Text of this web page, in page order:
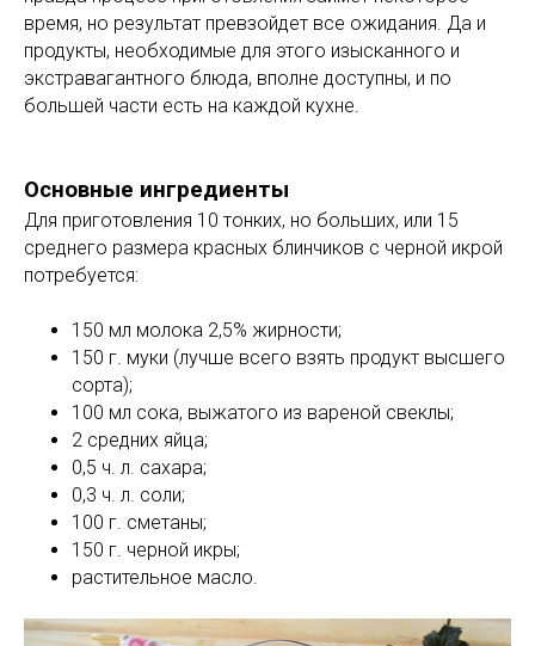
время, но результат превзойдет все ожидания. Да и
продукты, необходимые для этого изысканного и
экстравагантного блюда, вполне доступны, и по
большей части есть на каждой кухне.
Основные ингредиенты
Для приготовления 10 тонких, но больших, или 15
среднего размера красных блинчиков с черной икрой
потребуется:
150 мл молока 2,5% жирности;
150 г. муки (лучше всего взять продукт высшего
сорта);
100 мл сока, выжатого из вареной свеклы;
2 средних яйца;
0,5 ч. л. сахара;
0,3 ч. л. соли;
100 г. сметаны;
150 г. черной икры;
растительное масло.